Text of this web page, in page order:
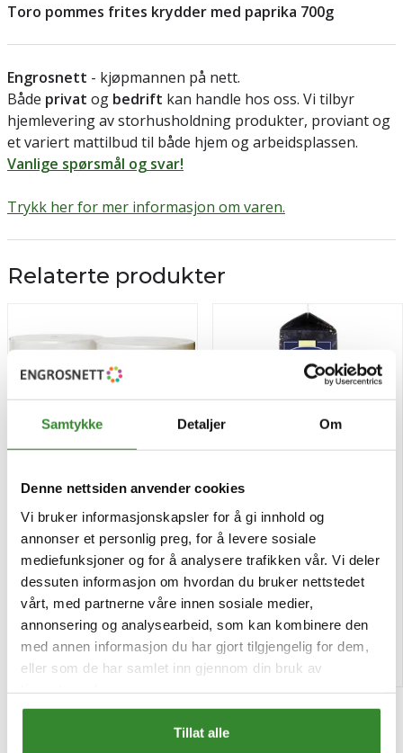
Samtykke Detaljer Om
Denne nettsiden anvender cookies
Vi bruker informasjonskapsler for å gi innhold og
annonser et personlig preg, for å levere sosiale
mediefunksjoner og for å analysere trafikken vår. Vi deler
dessuten informasjon om hvordan du bruker nettstedet
vårt, med partnerne våre innen sosiale medier,
annonsering og analysearbeid, som kan kombinere den
med annen informasjon du har gjort tilgjengelig for dem,
eller som de har samlet inn gjennom din bruk av
Tillat alle
Toro pommes frites krydder med paprika 700g
Engrosnett - kjøpmannen på nett.
Både privat og bedrift kan handle hos oss. Vi tilbyr
hjemlevering av storhusholdning produkter, proviant og
et variert mattilbud til både hjem og arbeidsplassen.
Vanlige spørsmål og svar!
Trykk her for mer informasjon om varen.
Relaterte produkter
Toalettrull jumbo t1 2-lag
6stk
Pris
kr 476,53 /stk
Bestillingsvare
Kjøp
Urtegårdskrydder 420g
Pris
kr 99,94 /stk
Tilgjengelig
Kjøp